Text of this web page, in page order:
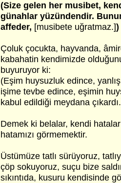
(Size gelen her musibet,
günahlar yüzündendir.
affeder, [musibete uğratmaz.])
Çoluk çocukta, hayvanda,
kabahatin kendimizde
buyuruyor ki:
(Eşim huysuzluk edince,
işime tevbe edince, eşimin
kabul edildiği meydana
Demek ki belalar, kendi
hatamızı görmemektir.
Üstümüze tatlı sürüyoruz,
çöp sokuyoruz, suçu bize
sıkıntıda, kusuru kendisinde